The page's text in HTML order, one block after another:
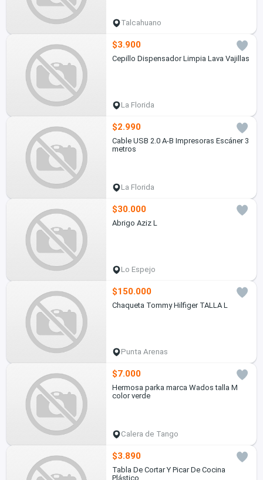
Talcahuano
$3.900
Cepillo Dispensador Limpia Lava Vajillas
La Florida
$2.990
Cable USB 2.0 A-B Impresoras Escáner 3
metros
La Florida
$30.000
Abrigo Aziz L
Lo Espejo
$150.000
Chaqueta Tommy Hilfiger TALLA L
Punta Arenas
$7.000
Hermosa parka marca Wados talla M
color verde
Calera de Tango
$3.890
Tabla De Cortar Y Picar De Cocina
Plástico